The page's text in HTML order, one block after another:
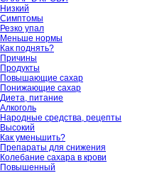
Низкий
Симптомы
Резко упал
Меньше нормы
Как поднять?
Причины
Продукты
Повышающие сахар
Понижающие сахар
Диета, питание
Алкоголь
Народные средства, рецепты
Высокий
Как уменьшить?
Препараты для снижения
Колебание сахара в крови
Повышенный